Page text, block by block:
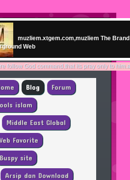
muzliem.xtgem.com,muzliem The
Web
command,that its pray only to him.and no
Blog Forum
islam
Middle East Global
Favorite
Buspy site
Arsip dan Download